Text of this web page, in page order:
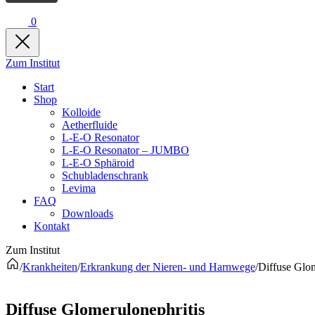
0
Zum Institut
Start
Shop
Kolloide
Aetherfluide
L-E-O Resonator
L-E-O Resonator – JUMBO
L-E-O Sphäroid
Schubladenschrank
Levima
FAQ
Downloads
Kontakt
Zum Institut
/Krankheiten/Erkrankung der Nieren- und Harnwege/Diffuse
Diffuse Glomerulonephritis